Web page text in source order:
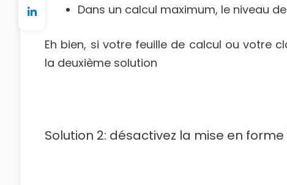
Dans un calcul maximum, le niveau
Eh bien, si votre feuille de calcul ou votre
la deuxième solution
Solution 2: désactivez la mise en